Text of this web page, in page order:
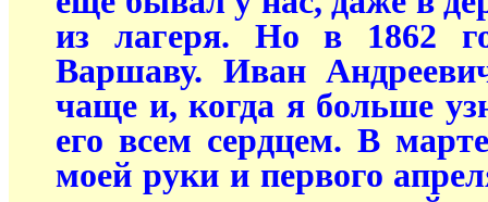
из лагеря. Но в 1862
Варшаву. Иван
чаще и, когда я больше
его всем сердцем. В
моей руки и первого